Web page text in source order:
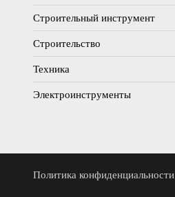
Строительный инструмент
Строительство
Техника
Электроинструменты
Политика конфиденциальности